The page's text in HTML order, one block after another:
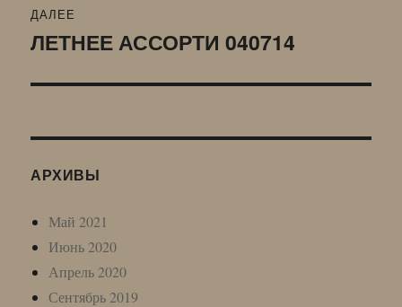
ДАЛЕЕ
Следующая
ЛЕТНЕЕ АССОРТИ 040714
АРХИВЫ
Май 2021
Июнь 2020
Апрель 2020
Сентябрь 2019